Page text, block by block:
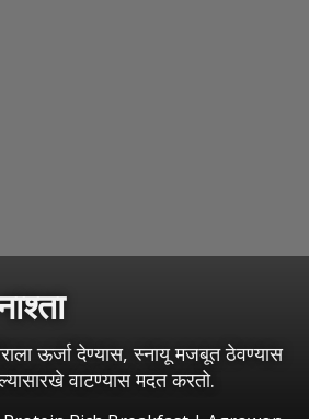
ऊर्जा देण्यास, स्नायू मजबूत ठेवण्यास
वाटण्यास मदत करतो.